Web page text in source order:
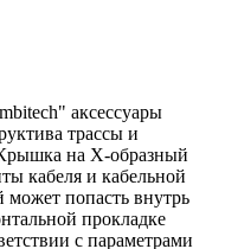
аксессуары
трассы и
на Х-образный
кабеля и кабельной
может попасть внутрь
прокладке
с параметрами